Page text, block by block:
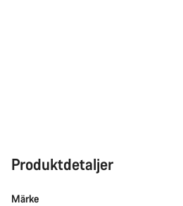
Produktdetaljer
Märke